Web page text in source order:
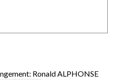
Ronald ALPHONSE